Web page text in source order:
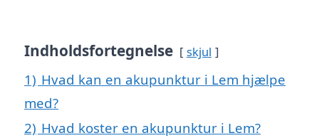
Indholdsfortegnelse skjul
1) Hvad kan en akupunktur i Lem hjælpe
med?
2) Hvad koster en akupunktur i Lem?